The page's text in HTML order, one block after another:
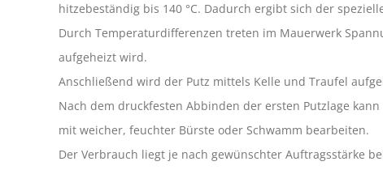
hitzebeständig bis 140 °C. Dadurch ergibt sich der
Durch Temperaturdifferenzen treten im Mauerwerk
aufgeheizt wird.
Anschließend wird der Putz mittels Kelle und Traufel
Nach dem druckfesten Abbinden der ersten Putzlage
mit weicher, feuchter Bürste oder Schwamm bearbeiten.
Der Verbrauch liegt je nach gewünschter Auftragsstärke